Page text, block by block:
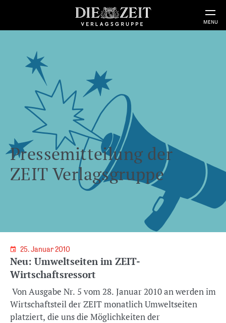
MENU
Pressemitteilung der
ZEIT Verlagsgruppe
25. Januar 2010
Neu: Umweltseiten im ZEIT-
Wirtschaftsressort
Von Ausgabe Nr. 5 vom 28. Januar 2010 an werden im
Wirtschaftsteil der ZEIT monatlich Umweltseiten
platziert, die uns die Möglichkeiten der